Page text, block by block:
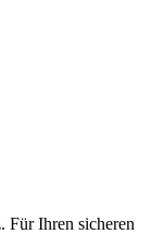
Für Ihren sicheren